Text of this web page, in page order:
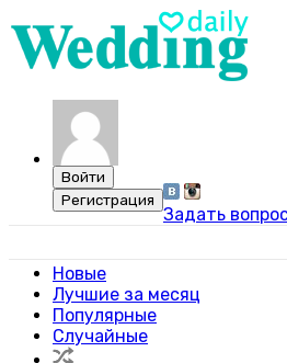
Задать
Новые
Лучшие за месяц
Популярные
Случайные